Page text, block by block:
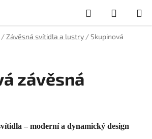
Hledat
KOŠÍK
/ Závěsná svítidla a lustry /Skupinová
závěsná
– moderní a dynamický design